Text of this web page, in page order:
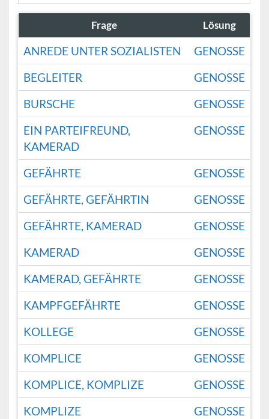
Frage Lösung
ANREDE UNTER SOZIALISTEN
GENOSSE
BEGLEITER
GENOSSE
BURSCHE
GENOSSE
EIN PARTEIFREUND,
KAMERAD
GENOSSE
GEFÄHRTE
GENOSSE
GEFÄHRTE, GEFÄHRTIN
GENOSSE
GEFÄHRTE, KAMERAD
GENOSSE
KAMERAD
GENOSSE
KAMERAD, GEFÄHRTE
GENOSSE
KAMPFGEFÄHRTE
GENOSSE
KOLLEGE
GENOSSE
KOMPLICE
GENOSSE
KOMPLICE, KOMPLIZE
GENOSSE
KOMPLIZE
GENOSSE